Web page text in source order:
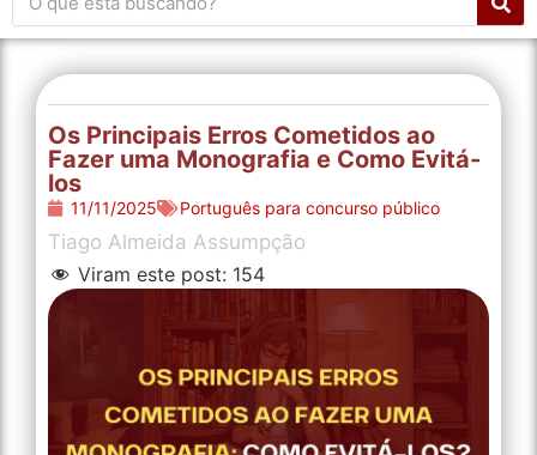
Os Principais Erros Cometidos ao
Fazer uma Monografia e Como Evitá-
los
11/11/2025 Português para concurso público
Tiago Almeida Assumpção
Viram este post: 154